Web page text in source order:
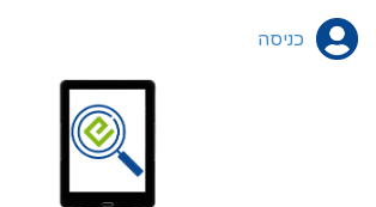
כניסה